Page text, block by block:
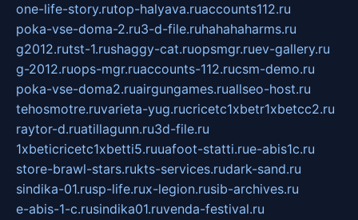
one-life-story.rutop-halyava.ruaccounts112.ru
poka-vse-doma-2.ru3-d-file.ruhahahaharms.ru
g2012.rutst-1.rushaggy-cat.ruopsmgr.ruev-gallery.ru
g-2012.ruops-mgr.ruaccounts-112.rucsm-demo.ru
poka-vse-doma2.ruairgungames.ruallseo-host.ru
tehosmotre.ruvarieta-yug.rucricetc1xbetr1xbetcc2.ru
raytor-d.ruatillagunn.ru3d-file.ru
1xbeticricetc1xbetti5.ruuafoot-statti.rue-abis1c.ru
store-brawl-stars.rukts-services.rudark-sand.ru
sindika-01.rusp-life.rux-legion.rusib-archives.ru
e-abis-1-c.rusindika01.ruvenda-festival.ru